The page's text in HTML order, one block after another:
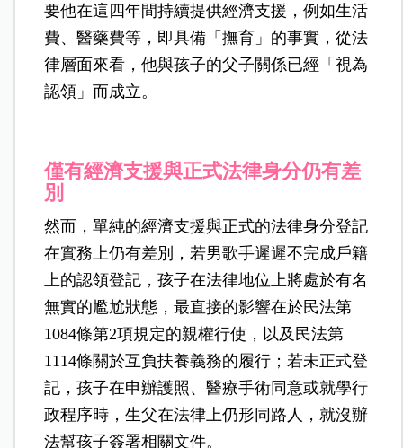
要他在這四年間持續提供經濟支援，例如生活
費、醫藥費等，即具備「撫育」的事實，從法
律層面來看，他與孩子的父子關係已經「視為
認領」而成立。
僅有經濟支援與正式法律身分仍有差
別
然而，單純的經濟支援與正式的法律身分登記
在實務上仍有差別，若男歌手遲遲不完成戶籍
上的認領登記，孩子在法律地位上將處於有名
無實的尷尬狀態，最直接的影響在於民法第
1084條第2項規定的親權行使，以及民法第
1114條關於互負扶養義務的履行；若未正式登
記，孩子在申辦護照、醫療手術同意或就學行
政程序時，生父在法律上仍形同路人，就沒辦
法幫孩子簽署相關文件。